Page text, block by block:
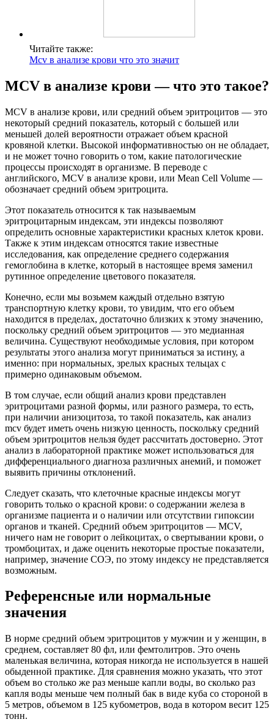
Читайте также:
Mcv в анализе крови что это значит
MCV в анализе крови — что это такое?
MCV в анализе крови, или средний объем эритроцитов — это
некоторый средний показатель, который с большей или
меньшей долей вероятности отражает объем красной
кровяной клетки. Высокой информативностью он не обладает,
и не может точно говорить о том, какие патологические
процессы происходят в организме. В переводе с
английского, MCV в анализе крови, или Mean Cell Volume —
обозначает средний объем эритроцита.
Этот показатель относится к так называемым
эритроцитарным индексам, эти индексы позволяют
определить основные характеристики красных клеток крови.
Также к этим индексам относятся такие известные
исследования, как определение среднего содержания
гемоглобина в клетке, который в настоящее время заменил
рутинное определение цветового показателя.
Конечно, если мы возьмем каждый отдельно взятую
транспортную клетку крови, то увидим, что его объем
находится в пределах, достаточно близких к этому значению,
поскольку средний объем эритроцитов — это медианная
величина. Существуют необходимые условия, при котором
результаты этого анализа могут приниматься за истину, а
именно: при нормальных, зрелых красных тельцах с
примерно одинаковым объемом.
В том случае, если общий анализ крови представлен
эритроцитами разной формы, или разного размера, то есть,
при наличии анизоцитоза, то такой показатель, как анализ
mcv будет иметь очень низкую ценность, поскольку средний
объем эритроцитов нельзя будет рассчитать достоверно. Этот
анализ в лабораторной практике может использоваться для
дифференциального диагноза различных анемий, и поможет
выявить причины отклонений.
Следует сказать, что клеточные красные индексы могут
говорить только о красной крови: о содержании железа в
организме пациента и о наличии или отсутствии гипоксии
органов и тканей. Средний объем эритроцитов — MCV,
ничего нам не говорит о лейкоцитах, о свертывании крови, о
тромбоцитах, и даже оценить некоторые простые показатели,
например, значение СОЭ, по этому индексу не представляется
возможным.
Референсные или нормальные
значения
В норме средний объем эритроцитов у мужчин и у женщин, в
среднем, составляет 80 фл, или фемтолитров. Это очень
маленькая величина, которая никогда не используется в нашей
обыденной практике. Для сравнения можно указать, что этот
объем во столько же раз меньше капли воды, во сколько раз
капля воды меньше чем полный бак в виде куба со стороной в
5 метров, объемом в 125 кубометров, вода в котором весит 125
тонн.